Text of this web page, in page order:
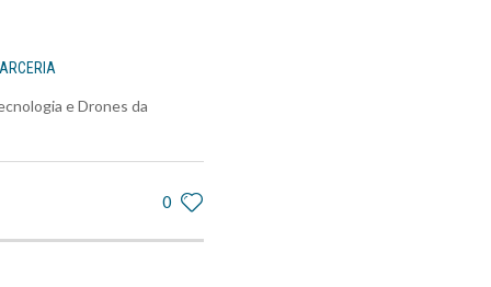
e Drones da
0